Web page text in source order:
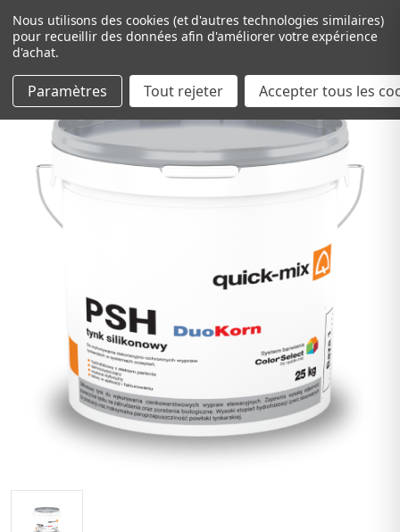
Passer au contenu principal
Nous utilisons des cookies (et d'autres technologies similaires)
pour recueillir des données afin d'améliorer votre expérience
d'achat.
Paramètres Tout rejeter Accepter tous les